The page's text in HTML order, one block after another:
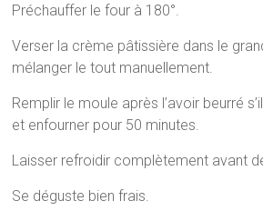
Préchauffer le four à 180°.
Verser la crème pâtissière dans le
mélanger le tout manuellement.
Remplir le moule après l’avoir beurré
et enfourner pour 50 minutes.
Laisser refroidir complètement avant
Se déguste bien frais.